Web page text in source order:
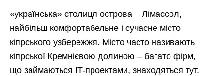
«українська» столиця острова – Лімассол,
найбільш комфортабельне і сучасне місто
кіпрського узбережжя. Місто часто називають
кіпрської Кремнієвою долиною – багато фірм,
що займаються IT-проектами, знаходяться тут.